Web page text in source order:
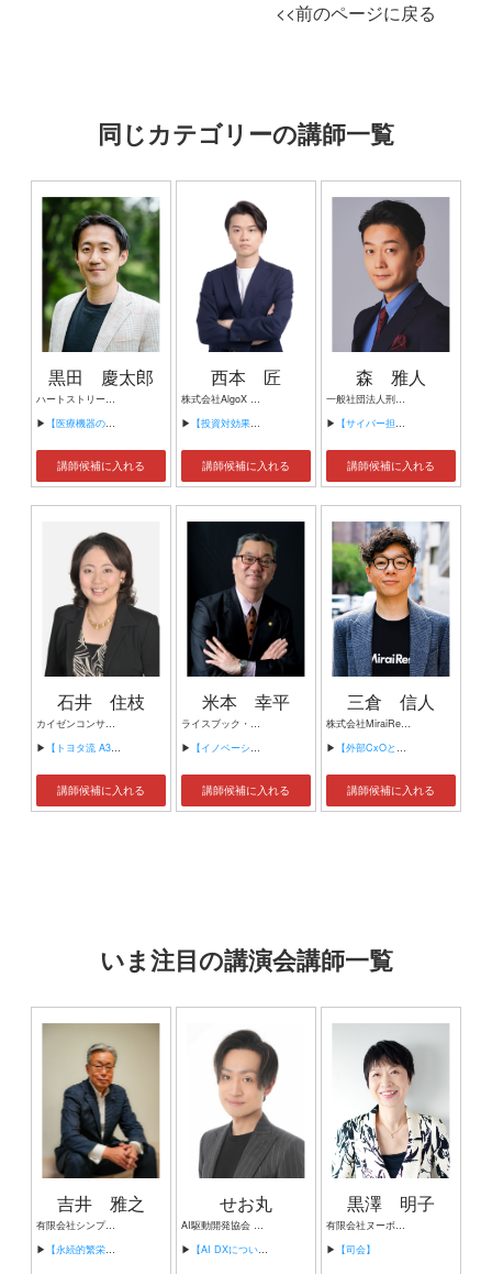
<<前のページに戻る
同じカテゴリーの講師一覧
黒田 慶太郎
ハートストリーム・ジャパン合同会社 代表執行役 フィリップス・ジャパン エマージェンシーケア事業部長 医療スタートアップ EyeVita CMO（マーケティング責任者）
▶ 【医療機器の新規事業の立ち上げ・事業開発】
講師候補に入れる
西本 匠
株式会社AlgoX 代表取締役社長 コンサルタント
▶ 【投資対効果高いAI導入の進め方】
講師候補に入れる
森 雅人
一般社団法人刑事事象解析研究所（ケイジケン） 代表理事
▶ 【サイバー担当元刑事が教える 企業を狙う サイバーリスク・ネット犯罪の手口と対策】
講師候補に入れる
石井 住枝
カイゼンコンサルタント 事業イノベーター
▶ 【トヨタ流 A3思考術でカイゼン対策】
講師候補に入れる
米本 幸平
ライスブック・コンサルティングファーム 代表
▶ 【イノベーション創出】
講師候補に入れる
三倉 信人
株式会社MiraiResort 代表取締役 NAM合同会社 代表 / CEO 一般社団法人うさぎとひとの幸せを支える会 専務理事
▶ 【外部CxOと乗り越えるビジネスの難所とは？】
講師候補に入れる
いま注目の講演会講師一覧
吉井 雅之
有限会社シンプルタスク 代表取締役 習慣形成コンサルタント
▶ 【永続的繁栄の組織づくり】
せお丸
AI駆動開発協会 代表理事 サイバーフリークス株式会社 代表取締役
▶ 【AI DXについて】
黒澤 明子
有限会社ヌーボヌール代表取締役
▶ 【司会】